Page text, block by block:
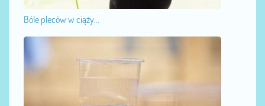
Bóle pleców w ciąży...